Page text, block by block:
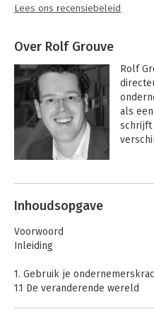
Lees ons recensiebeleid
Over Rolf Grouve
Rolf
als
schrijft
Inhoudsopgave
Voorwoord
Inleiding
1. Gebruik je
1.1 De veranderende wereld